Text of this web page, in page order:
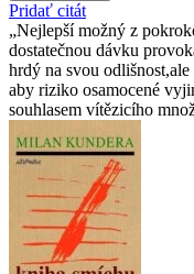
Pridať citát
Nejlepší možný z
dostatečnou dávku
hrdý na svou
aby riziko osamocené
souhlasem vítězicího